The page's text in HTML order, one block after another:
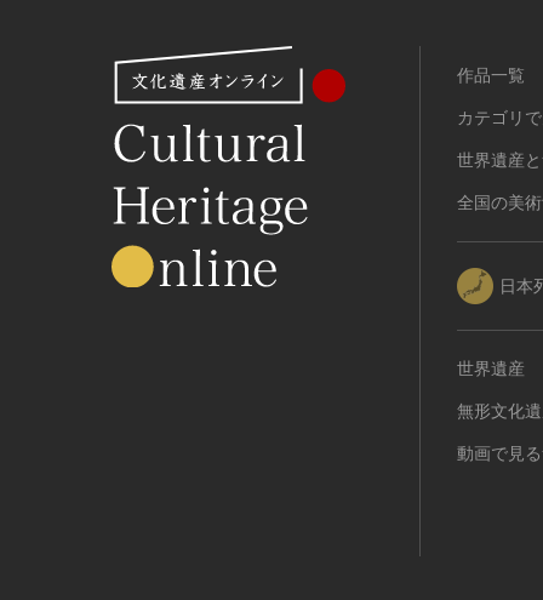
作品一覧
カテゴリ
世界遺産
全国の美
日本
世界遺産
無形文化
動画で見